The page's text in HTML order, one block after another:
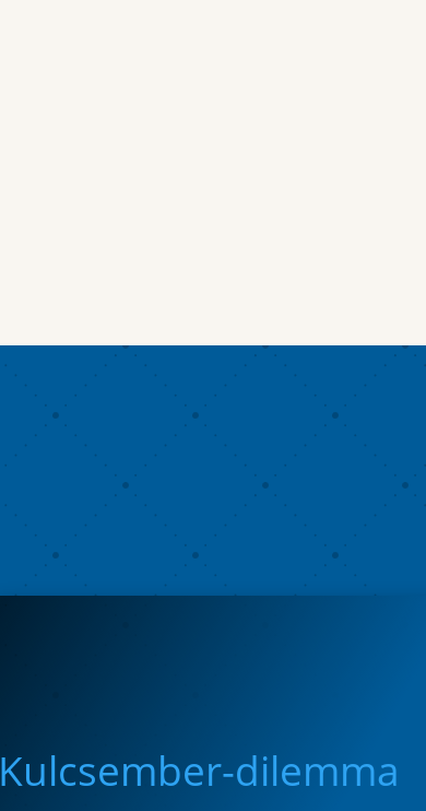
Kulcsember-dilemma